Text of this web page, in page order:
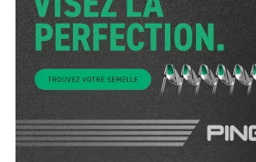
Lacoste Ladies Open 2025 : Céline Boutier
de retour à Deauville
Chypre